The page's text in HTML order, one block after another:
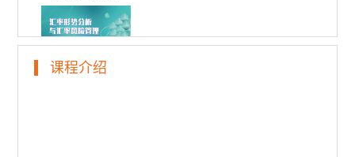
汇率形势分析与汇率风险管理 (四）
课程介绍